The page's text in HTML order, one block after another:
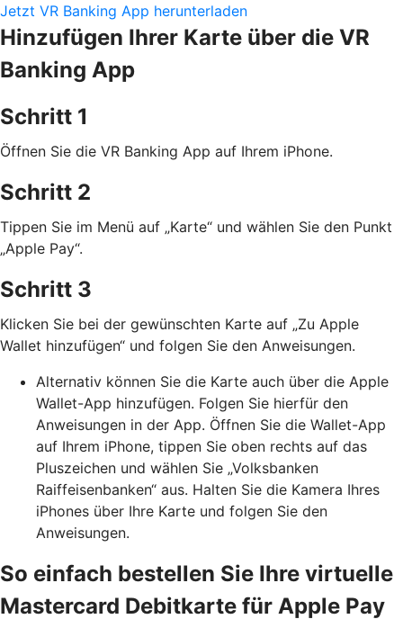
Jetzt VR Banking App herunterladen
Hinzufügen Ihrer Karte über die VR
Banking App
Schritt 1
Öffnen Sie die VR Banking App auf Ihrem iPhone.
Schritt 2
Tippen Sie im Menü auf „Karte“ und wählen Sie den Punkt
„Apple Pay“.
Schritt 3
Klicken Sie bei der gewünschten Karte auf „Zu Apple
Wallet hinzufügen“ und folgen Sie den Anweisungen.
Alternativ können Sie die Karte auch über die Apple
Wallet-App hinzufügen. Folgen Sie hierfür den
Anweisungen in der App. Öffnen Sie die Wallet-App
auf Ihrem iPhone, tippen Sie oben rechts auf das
Pluszeichen und wählen Sie „Volksbanken
Raiffeisenbanken“ aus. Halten Sie die Kamera Ihres
iPhones über Ihre Karte und folgen Sie den
Anweisungen.
So einfach bestellen Sie Ihre virtuelle
Mastercard Debitkarte für Apple Pay